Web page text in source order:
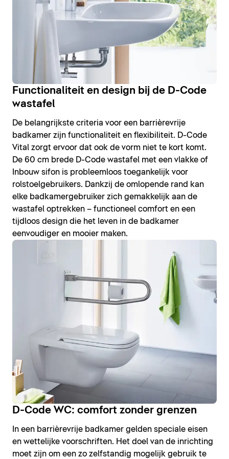
Functionaliteit en design bij de D-Code
wastafel
De belangrijkste criteria voor een barrièrevrije
badkamer zijn functionaliteit en flexibiliteit. D-Code
Vital zorgt ervoor dat ook de vorm niet te kort komt.
De 60 cm brede D-Code wastafel met een vlakke of
Inbouw sifon is probleemloos toegankelijk voor
rolstoelgebruikers. Dankzij de omlopende rand kan
elke badkamergebruiker zich gemakkelijk aan de
wastafel optrekken – functioneel comfort en een
tijdloos design die het leven in de badkamer
eenvoudiger en mooier maken.
D-Code WC: comfort zonder grenzen
In een barrièrevrije badkamer gelden speciale eisen
en wettelijke voorschriften. Het doel van de inrichting
moet zijn om een zo zelfstandig mogelijk gebruik te